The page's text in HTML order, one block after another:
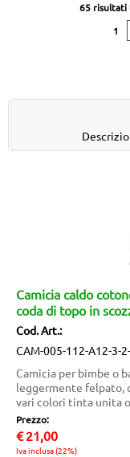
COME EFFETTUARE
65 risultati
1
Camicia caldo
coda di topo in
Cod. Art.:
CAM-005-112-A12-3-
Camicia per bimbe o
leggermente felpato,
vari colori tinta unita
Prezzo:
€ 21,00
Iva inclusa (22%)